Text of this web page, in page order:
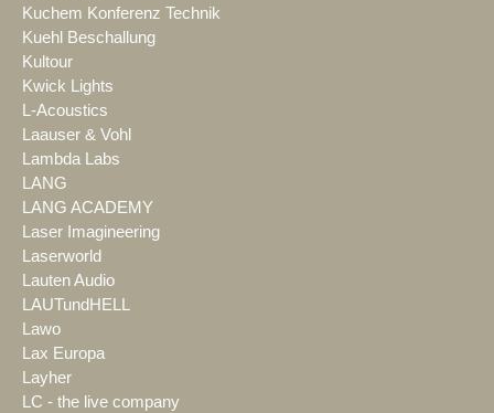
Kuchem Konferenz Technik
Kuehl Beschallung
Kultour
Kwick Lights
L-Acoustics
Laauser & Vohl
Lambda Labs
LANG
LANG ACADEMY
Laser Imagineering
Laserworld
Lauten Audio
LAUTundHELL
Lawo
Lax Europa
Layher
LC - the live company